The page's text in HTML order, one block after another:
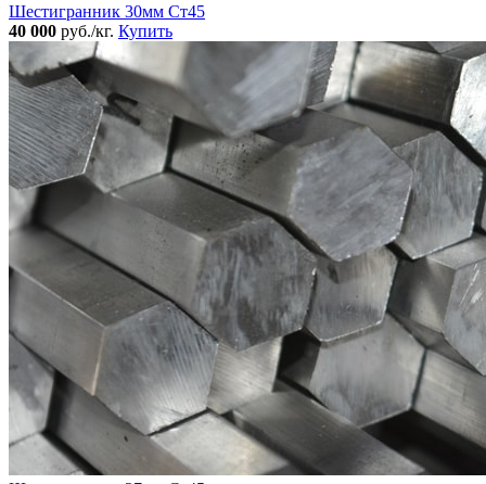
Шестигранник 30мм Ст45
40 000 руб./кг. Купить